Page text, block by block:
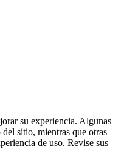
su experiencia. Algunas
sitio, mientras que otras
de uso. Revise sus